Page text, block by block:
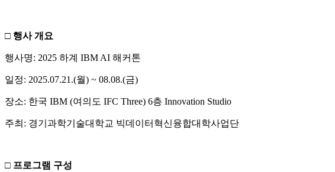
□ 행사 개요
행사명: 2025 하계 IBM AI 해커톤
일정: 2025.07.21.(월) ~ 08.08.(금)
장소: 한국 IBM (여의도 IFC Three) 6층 Innovation Studio
주최: 경기과학기술대학교 빅데이터혁신융합대학사업단
□ 프로그램 구성